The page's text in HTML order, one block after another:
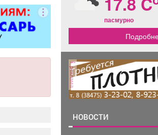
разряда,
руб. 6
от 37000
пакет ООО
пасмурно
реклама
НОВОСТИ